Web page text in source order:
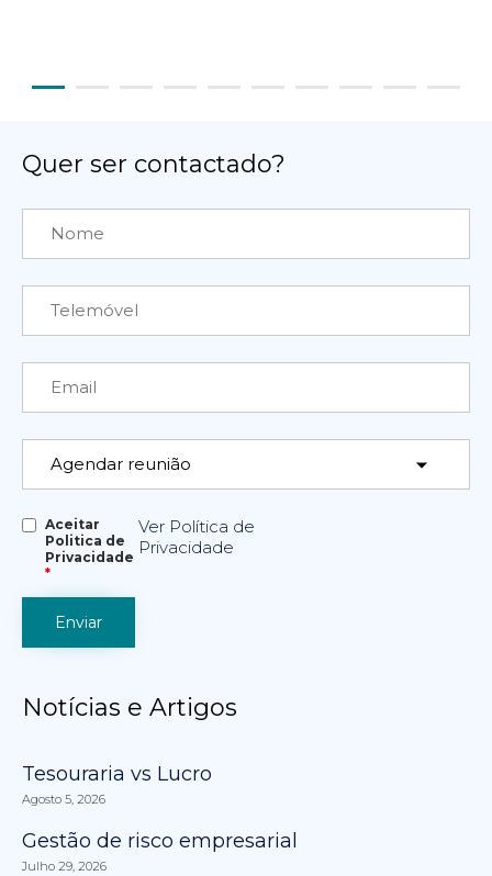
Quer ser contactado?
Aceitar
Politica de
Privacidade
*
Ver Política de
Privacidade
Notícias e Artigos
Tesouraria vs Lucro
Agosto 5, 2026
Gestão de risco empresarial
Julho 29, 2026